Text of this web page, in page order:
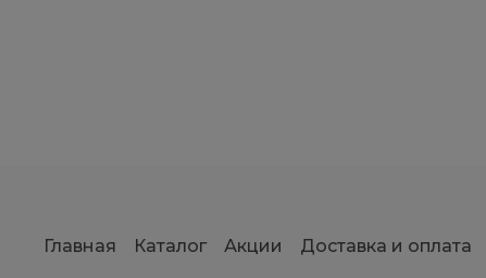
Главная Каталог Акции Доставка и оплата